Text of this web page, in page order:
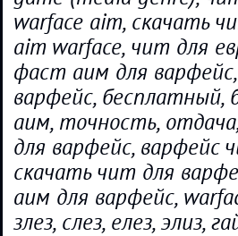
warface aim, скачать
aim warface, чит для
фаст аим для
варфейс, бесплатный,
аим, точность,
для варфейс, варфейс
скачать чит для
аим для варфейс,
злез, слез, елез, элиз,